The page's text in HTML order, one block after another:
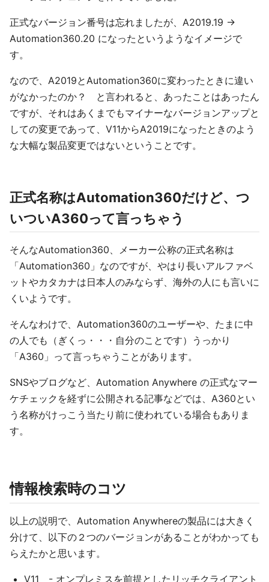
正式なバージョン番号は忘れましたが、A2019.19 →
Automation360.20 になったというようなイメージで
す。
なので、A2019とAutomation360に変わったときに違い
がなかったのか？ と言われると、あったことはあったん
ですが、それはあくまでもマイナーなバージョンアップと
しての変更であって、V11からA2019になったときのよう
な大幅な製品変更ではないということです。
正式名称はAutomation360だけど、つ
いついA360って言っちゃう
そんなAutomation360、メーカー公称の正式名称は
「Automation360」なのですが、やはり長いアルファベ
ットやカタカナは日本人のみならず、海外の人にも言いに
くいようです。
そんなわけで、Automation360のユーザーや、たまに中
の人でも（ぎくっ・・・自分のことです）うっかり
「A360」って言っちゃうことがあります。
SNSやブログなど、Automation Anywhere の正式なマー
ケチェックを経ずに公開される記事などでは、A360とい
う名称がけっこう当たり前に使われている場合もありま
す。
情報検索時のコツ
以上の説明で、Automation Anywhereの製品には大きく
分けて、以下の２つのバージョンがあることがわかっても
らえたかと思います。
V11 - オンプレミスを前提としたリッチクライアント